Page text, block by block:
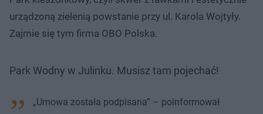
urządzoną zielenią powstanie przy ul. Karola Wojtyły.
Zajmie się tym firma OBO Polska.
Park Wodny w Julinku. Musisz tam pojechać!
„Umowa została podpisana” – poinformował